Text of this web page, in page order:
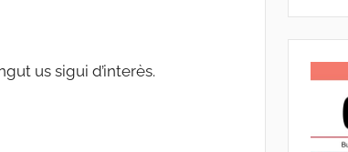
us sigui d’interès.